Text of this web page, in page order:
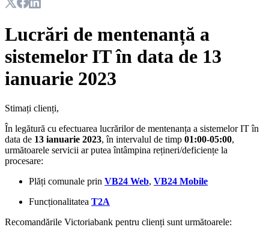
Lucrări de mentenanță a
sistemelor IT în data de 13
ianuarie 2023
Stimați clienți,
În legătură cu efectuarea lucrărilor de mentenanța a sistemelor IT în
data de 13 ianuarie 2023, în intervalul de timp 01:00-05:00,
următoarele servicii ar putea întâmpina rețineri/deficiențe la
procesare:
Plăți comunale prin VB24 Web, VB24 Mobile
Funcționalitatea T2A
Recomandările Victoriabank pentru clienți sunt următoarele: